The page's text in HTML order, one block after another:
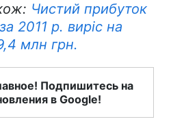
Чистий прибуток
2011 р. виріс на
млн грн.
Подпишитесь на
в Google!